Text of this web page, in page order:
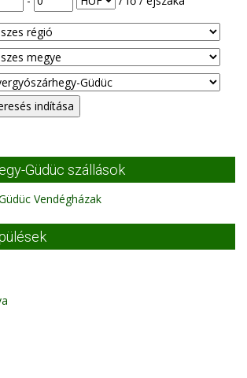
Güdüc szállások
Vendégházak